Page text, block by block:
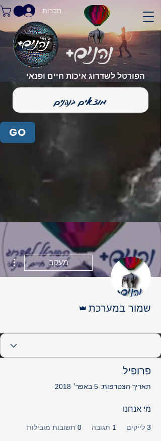
הפורטל לשדרוג איכות חיים ופנאי
התחברות
GO
מעקב
שמור במערכת
פרופיל
תאריך הצטרפות: 5 באפר׳ 2018
מי אנחנו
3 לייקים 1 תגובה 0 תשובות מובילות